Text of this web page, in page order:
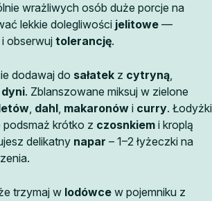
wrażliwych osób duże porcje na
lekkie dolegliwości jelitowe —
obserwuj tolerancję.
dodawaj do sałatek z cytryną,
. Zblanszowane miksuj w zielone
, dahl, makaronów i curry. Łodyżki
podsmaż krótko z czosnkiem i kroplą
delikatny napar – 1–2 łyżeczki na
trzymaj w lodówce w pojemniku z